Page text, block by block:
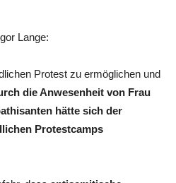
Lange:
Protest zu ermöglichen und
die Anwesenheit von Frau
hätte sich der
Protestcamps